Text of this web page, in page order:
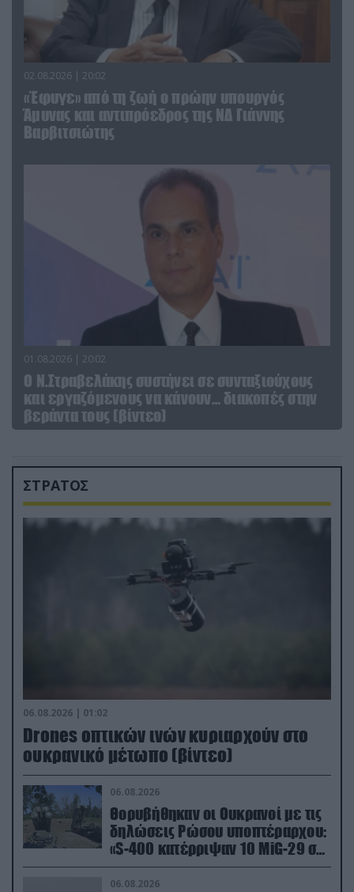
02.08.2026 | 20:02
«Έφυγε» από τη ζωή ο πρώην υπουργός
Άμυνας και αντιπρόεδρος της ΝΔ Γιάννης
Βαρβιτσιώτης
01.08.2026 | 20:02
Ο Ν.Στραβελάκης συστήνει σε συνταξιούχους
και εργαζόμενους να κάνουν… διακοπές στην
βεράντα τους (βίντεο)
ΣΤΡΑΤΟΣ
06.08.2026 | 01:02
Drones οπτικών ινών κυριαρχούν στο
ουκρανικό μέτωπο (βίντεο)
06.08.2026
Θορυβήθηκαν οι Ουκρανοί με τις
δηλώσεις Ρώσου υποπτέραρχου:
«S-400 κατέρριψαν 10 MiG-29 σε
μόλις μια μέρα!»
06.08.2026